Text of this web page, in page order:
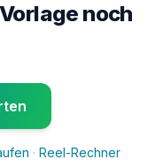
noch
· Reel-Rechner